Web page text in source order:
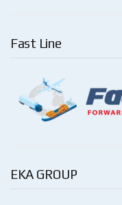
Fast Line
EKA GROUP